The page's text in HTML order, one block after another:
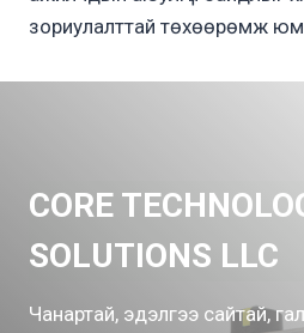
зориулалттай төхөөрөмж
CORE
SOLUTIONS LLC
Чанартай, эдэлгээ сайтай,